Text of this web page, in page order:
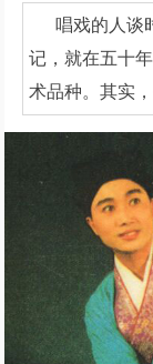
唱戏的人谈
记，就在五十
术品种。其实